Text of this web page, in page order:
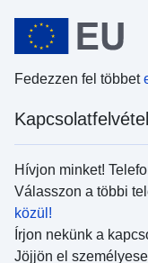
Fedezzen fel többet
Hívjon minket!
Válasszon a többi
közül!
Írjon nekünk a
Jöjjön el